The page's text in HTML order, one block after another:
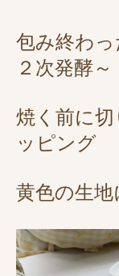
包み終わ
２次発酵～
焼く前に
ッピング
黄色の生